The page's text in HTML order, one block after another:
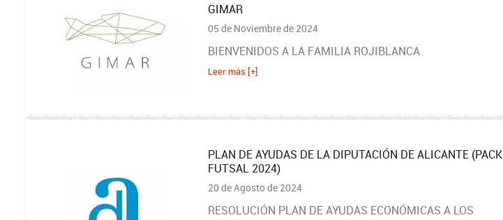
GIMAR
05 de Noviembre de 2024
BIENVENIDOS A LA FAMILIA ROJIBLANCA
Leer más [+]
PLAN DE AYUDAS DE LA DIPUTACIÓN DE ALICANTE (PACK
FUTSAL 2024)
20 de Agosto de 2024
RESOLUCIÓN PLAN DE AYUDAS ECONÓMICAS A LOS